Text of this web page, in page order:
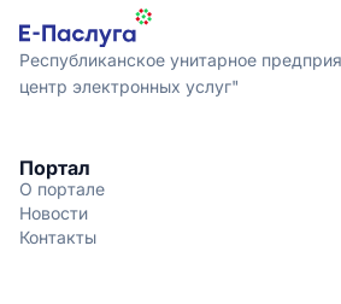
Республиканское унитарное
центр электронных услуг"
Портал
О портале
Новости
Контакты